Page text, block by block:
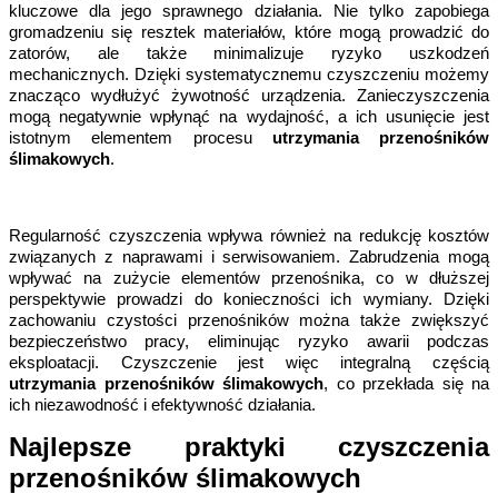
kluczowe dla jego sprawnego działania. Nie tylko zapobiega
gromadzeniu się resztek materiałów, które mogą prowadzić do
zatorów, ale także minimalizuje ryzyko uszkodzeń
mechanicznych. Dzięki systematycznemu czyszczeniu możemy
znacząco wydłużyć żywotność urządzenia. Zanieczyszczenia
mogą negatywnie wpłynąć na wydajność, a ich usunięcie jest
istotnym elementem procesu utrzymania przenośników
ślimakowych.
Regularność czyszczenia wpływa również na redukcję kosztów
związanych z naprawami i serwisowaniem. Zabrudzenia mogą
wpływać na zużycie elementów przenośnika, co w dłuższej
perspektywie prowadzi do konieczności ich wymiany. Dzięki
zachowaniu czystości przenośników można także zwiększyć
bezpieczeństwo pracy, eliminując ryzyko awarii podczas
utrzymania przenośników ślimakowych, co przekłada się na
ich niezawodność i efektywność działania.
Najlepsze praktyki czyszczenia
przenośników ślimakowych